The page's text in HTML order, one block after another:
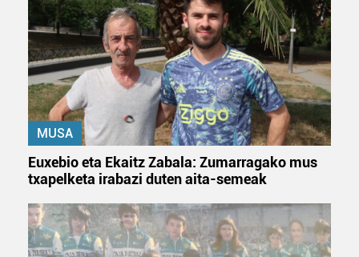
MUSA
Euxebio eta Ekaitz Zabala: Zumarragako mus
txapelketa irabazi duten aita-semeak